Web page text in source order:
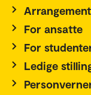
For ansatte
For
Ledige